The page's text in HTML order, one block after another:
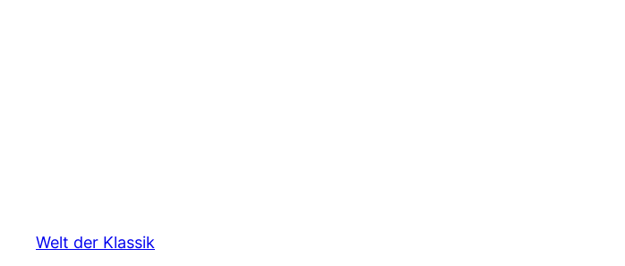
Welt der Klassik